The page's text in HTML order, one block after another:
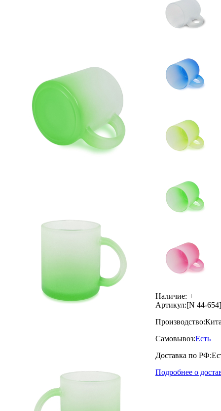
Наличие: +
Артикул:[N 44-654]
Производство:
Самовывоз:Есть
Доставка по РФ:
Подробнее о